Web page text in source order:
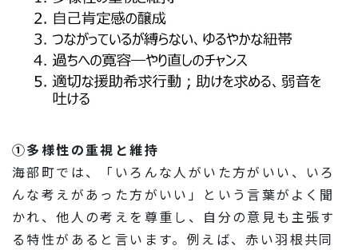
①多様性の重視と維持
海部町では、「いろんな人がいた方がいい、いろ
んな考えがあった方がいい」という言葉がよく聞
かれ、他人の考えを尊重し、自分の意見も主張す
る特性があると言います。例えば、赤い羽根共同